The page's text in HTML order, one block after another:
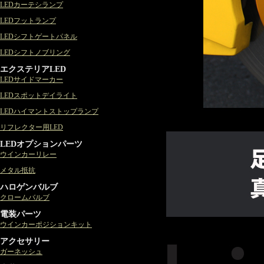
LEDカーテシランプ
LEDフットランプ
LEDシフトゲートパネル
LEDシフトノブリング
エクステリアLED
LEDサイドマーカー
LEDスポットデイライト
LEDハイマントストップランプ
リフレクター用LED
LEDオプションパーツ
ウインカーリレー
メタル抵抗
ハロゲンバルブ
クロームバルブ
電装パーツ
ウインカーポジションキット
アクセサリー
ガーネッシュ